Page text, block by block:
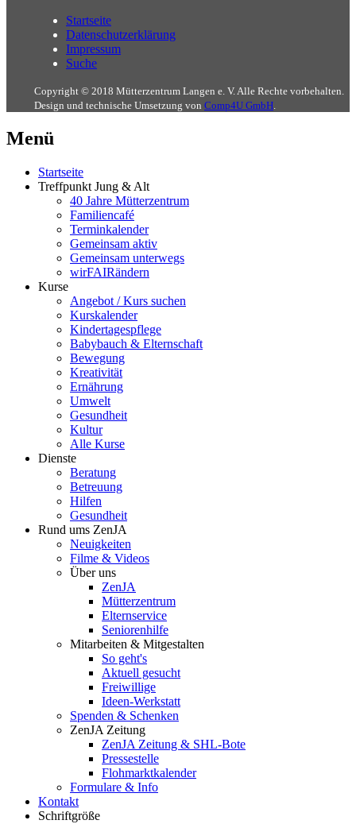
Startseite
Datenschutzerklärung
Impressum
Suche
Copyright © 2018 Mütterzentrum Langen e. V. Alle Rechte vorbehalten.
Design und technische Umsetzung von Comp4U GmbH.
Menü
Startseite
Treffpunkt Jung & Alt
40 Jahre Mütterzentrum
Familiencafé
Terminkalender
Gemeinsam aktiv
Gemeinsam unterwegs
wirFAIRändern
Kurse
Angebot / Kurs suchen
Kurskalender
Kindertagespflege
Babybauch & Elternschaft
Bewegung
Kreativität
Ernährung
Umwelt
Gesundheit
Kultur
Alle Kurse
Dienste
Beratung
Betreuung
Hilfen
Gesundheit
Rund ums ZenJA
Neuigkeiten
Filme & Videos
Über uns
ZenJA
Mütterzentrum
Elternservice
Seniorenhilfe
Mitarbeiten & Mitgestalten
So geht's
Aktuell gesucht
Freiwillige
Ideen-Werkstatt
Spenden & Schenken
ZenJA Zeitung
ZenJA Zeitung & SHL-Bote
Pressestelle
Flohmarktkalender
Formulare & Info
Kontakt
Schriftgröße